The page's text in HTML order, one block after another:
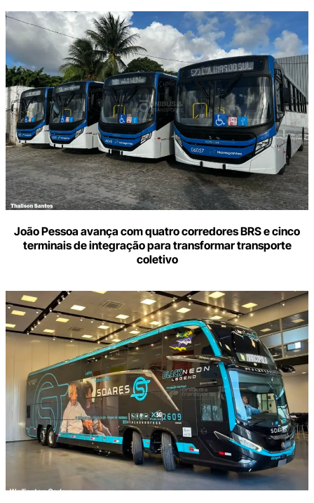
João Pessoa avança com quatro corredores BRS e cinco
terminais de integração para transformar transporte
coletivo